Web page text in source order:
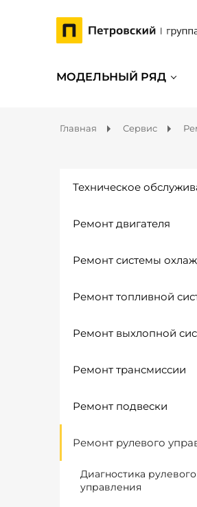
МОДЕЛЬНЫЙ РЯД
Главная Сервис
Техническое
Ремонт двигателя
Ремонт системы
Ремонт топливной
Ремонт выхлопной
Ремонт трансмиссии
Ремонт подвески
Ремонт рулевого
Диагностика рулевого
управления